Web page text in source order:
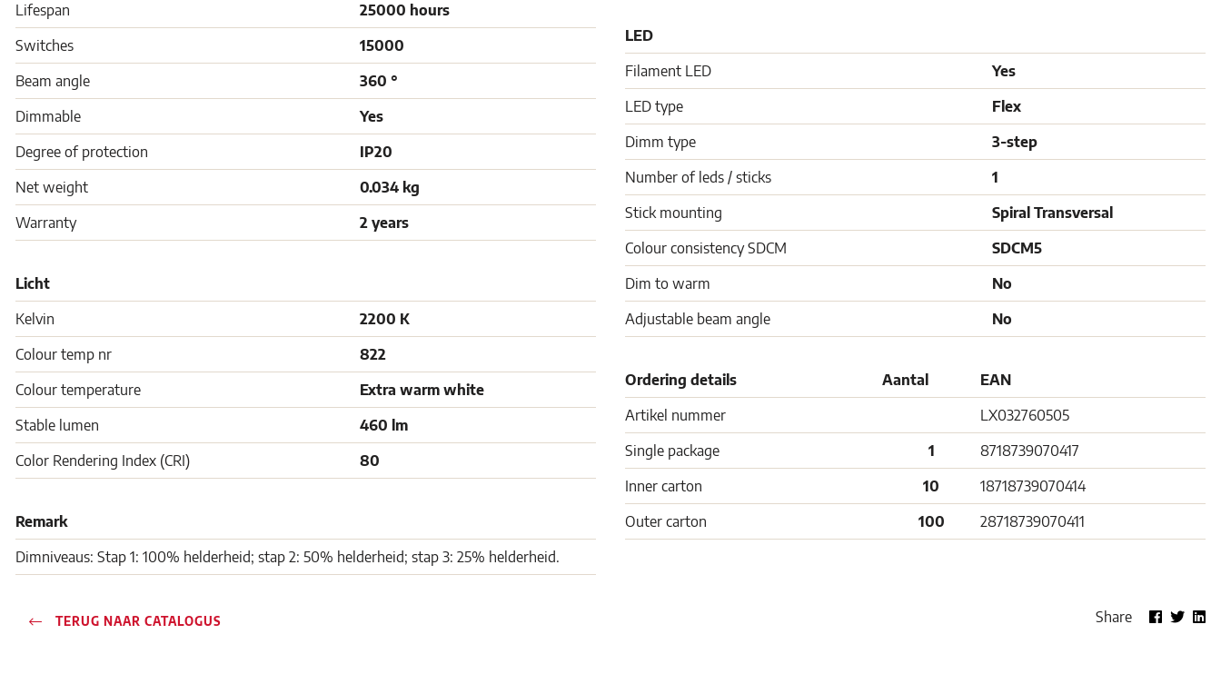
Lifespan
25000 hours
Switches
15000
Beam angle
360 °
Dimmable
Yes
Degree of protection
IP20
Net weight
0.034 kg
Warranty
2 years
Licht
Kelvin
2200 K
Colour temp nr
822
Colour temperature
Extra warm white
Stable lumen
460 lm
Color Rendering Index (CRI)
80
Remark
Dimniveaus: Stap 1: 100% helderheid; stap 2: 50% helderheid; stap 3: 25% helderheid.
LED
Filament LED
Yes
LED type
Flex
Dimm type
3-step
Number of leds / sticks
1
Stick mounting
Spiral Transversal
Colour consistency SDCM
SDCM5
Dim to warm
No
Adjustable beam angle
No
Ordering details Aantal
EAN
Artikel nummer
LX032760505
Single package
1
8718739070417
Inner carton
10
18718739070414
Outer carton
100 28718739070411
Share
TERUG NAAR CATALOGUS